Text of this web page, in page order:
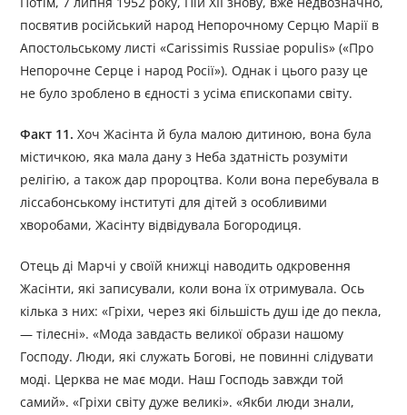
посвятив російський народ Непорочному Серцю Марії в
Апостольському листі «Carissimis Russiae populis» («Про
Непорочне Серце і народ Росії»). Однак і цього разу це
не було зроблено в єдності з усіма єпископами світу.
Факт 11. Хоч Жасінта й була малою дитиною, вона була
містичкою, яка мала дану з Неба здатність розуміти
релігію, а також дар пророцтва. Коли вона перебувала в
ліссабонському інституті для дітей з особливими
хворобами, Жасінту відвідувала Богородиця.
Отець ді Марчі у своїй книжці наводить одкровення
Жасінти, які записували, коли вона їх отримувала. Ось
кілька з них: «Гріхи, через які більшість душ іде до пекла,
— тілесні». «Мода завдасть великої образи нашому
Господу. Люди, які служать Богові, не повинні слідувати
моді. Церква не має моди. Наш Господь завжди той
самий». «Гріхи світу дуже великі». «Якби люди знали,